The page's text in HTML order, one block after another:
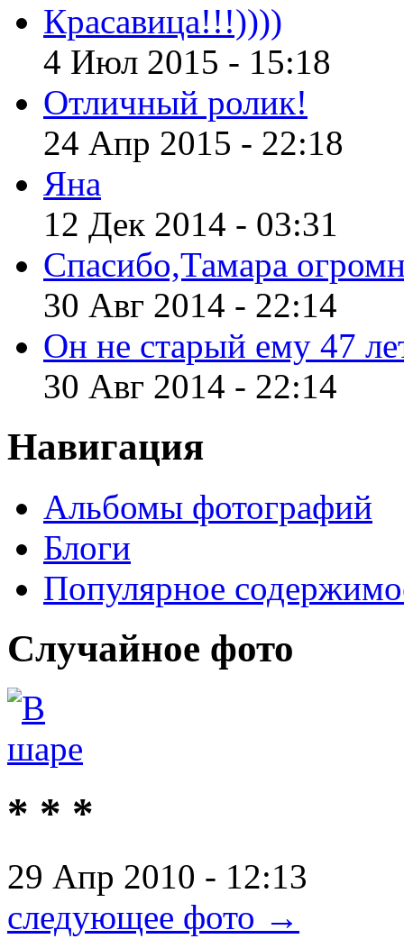
Красавица!!!))))
4 Июл 2015 - 15:18
Отличный ролик!
24 Апр 2015 - 22:18
Яна
12 Дек 2014 - 03:31
Спасибо,Тамара
30 Авг 2014 - 22:14
Он не старый ему 47
30 Авг 2014 - 22:14
Навигация
Альбомы фотографий
Блоги
Популярное
Случайное фото
* * *
29 Апр 2010 - 12:13
следующее фото →